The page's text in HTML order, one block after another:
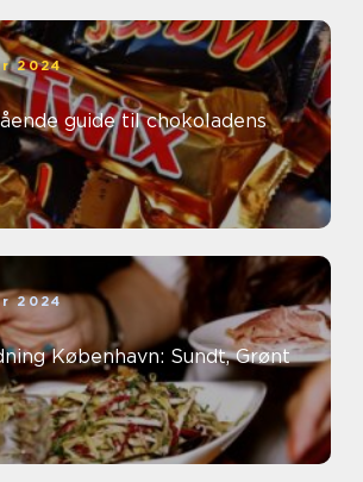
2024
guide til chokoladens
2024
København: Sundt, Grønt